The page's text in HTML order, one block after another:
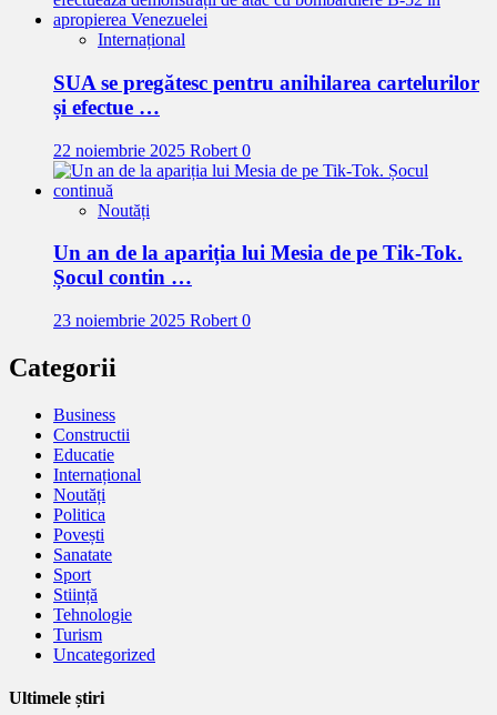
Internațional
SUA se pregătesc pentru anihilarea cartelurilor
și efectue …
22 noiembrie 2025 Robert 0
Noutăți
Un an de la apariția lui Mesia de pe Tik-Tok.
Șocul contin …
23 noiembrie 2025 Robert 0
Categorii
Business
Constructii
Educatie
Internațional
Noutăți
Politica
Povești
Sanatate
Sport
Stiință
Tehnologie
Turism
Uncategorized
Ultimele știri